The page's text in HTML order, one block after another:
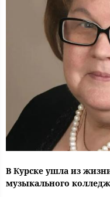
В Курске ушла из
музыкального